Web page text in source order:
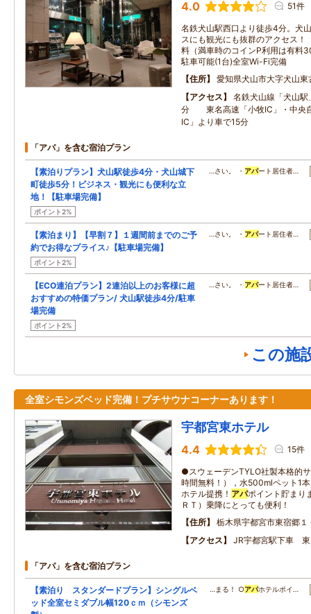
4.0 51件
名鉄犬山駅西口より徒歩4分。犬
スにも観光にも抜群のアクセス
料（満車時のコインP利用は有料
駐車可能(1台)全室Wi-Fi完備
住所
愛知県犬山市大字犬山東
アクセス
名鉄犬山線「犬山
分 東名高速「小牧IC」・中央
IC」より車で15分
「アパ」を含む宿泊プラン
【素泊りプラン】犬山駅徒歩4分・犬山城下
町徒歩5分！ビジネス・観光にも便利な立
地！【駐車場完備】
ポイント2%
…さい。 ・ アパート居住者…
【素泊まり】【早割７】１週間前までのご予
約でお得なプライス♪【駐車場完備】
ポイント2%
…さい。 ・ アパート居住者…
【ECO連泊プラン】2連泊以上のお客様に超
おすすめの特価プラン/ 犬山駅徒歩4分/駐車
場完備
ポイント2%
…さい。 ・ アパート居住者…
この施
全室シモンズベッド完備！プチサウナコーナーあります！
宇都宮東ホテル
4.4 15件
●スウェーデンTYLO社製本格的
時間無料！），水500mlペット1
ホテル提携！ アパポイント貯まり
ＲＴ）乗降にとっても便利！
住所
栃木県宇都宮市東宿郷１
アクセス
JR宇都宮駅下車 東
「アパ」を含む宿泊プラン
【素泊り スタンダードプラン】シングルベ
ッド全室セミダブル幅120ｃｍ（シモンズ
…まる！ ○アパホテルポイ…